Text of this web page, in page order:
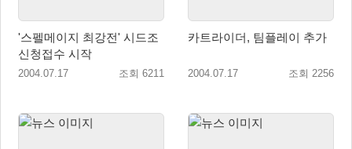
'스펠메이지 최강전' 시드조
신청접수 시작
2004.07.17 조회 6211
카트라이더, 팀플레이 추가
2004.07.17 조회 2256